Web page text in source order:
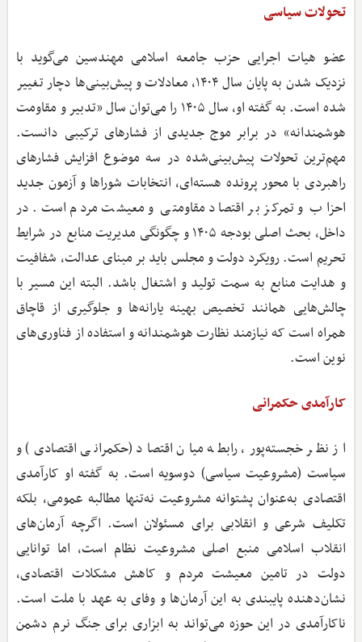
تحولات سیاسی
عضو هیات اجرایی حزب جامعه اسلامی مهندسین می‌گوید با
نزدیک شدن به پایان سال ۱۴۰۴، معادلات و پیش‌بینی‌ها دچار تغییر
شده است. به گفته او، سال ۱۴۰۵ را می‌توان سال «تدبیر و مقاومت
هوشمندانه» در برابر موج جدیدی از فشارهای ترکیبی دانست.
مهم‌ترین تحولات پیش‌بینی‌شده در سه موضوع افزایش فشارهای
راهبردی با محور پرونده هسته‌ای، انتخابات شوراها و آزمون جدید
احزاب و تمرکز بر اقتصاد مقاومتی و معیشت مردم است. در
داخل، بحث اصلی بودجه ۱۴۰۵ و چگونگی مدیریت منابع در شرایط
تحریم است. رویکرد دولت و مجلس باید بر مبنای عدالت، شفافیت
و هدایت منابع به سمت تولید و اشتغال باشد. البته این مسیر با
چالش‌هایی همانند تخصیص بهینه یارانه‌ها و جلوگیری از قاچاق
همراه است که نیازمند نظارت هوشمندانه و استفاده از فناوری‌های
نوین است.
کارآمدی حکمرانی
از نظر خجسته‌پور، رابطه میان اقتصاد (حکمرانی اقتصادی) و
سیاست (مشروعیت سیاسی) دوسویه است. به گفته او کارآمدی
اقتصادی به‌عنوان پشتوانه مشروعیت نه‌تنها مطالبه عمومی، بلکه
تکلیف شرعی و انقلابی برای مسئولان است. اگرچه آرمان‌های
انقلاب اسلامی منبع اصلی مشروعیت نظام است، اما توانایی
دولت در تامین معیشت مردم و کاهش مشکلات اقتصادی،
نشان‌دهنده پایبندی به این آرمان‌ها و وفای به عهد با ملت است.
ناکارآمدی در این حوزه می‌تواند به ابزاری برای جنگ نرم دشمن